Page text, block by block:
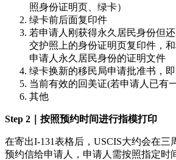
照身份证明页、绿卡）
绿卡前后面复印件
若申请人刚获得永久居民身份但
交护照上的身份证明页复印件，
申请人永久居民身份的证明文件
绿卡换新的移民局申请批准书，
当前有效的回美证(若申请人已有
其他
Step 2｜按照预约时间进行指模打印
在寄出I-131表格后，USCIS大约会在三
预约信给申请人，申请人需按照指定时